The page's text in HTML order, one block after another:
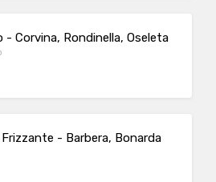
- Corvina, Rondinella, Oseleta
- Barbera, Bonarda